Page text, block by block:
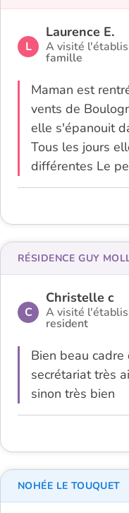
L
Laurence E.
A visité
famille
Maman est
vents de
elle s'épanouit
Tous les jours
différentes Le
C
Christelle c
A visité
resident
Bien beau
secrétariat très
sinon très bien
RÉSIDENCE GUY
NOHÉE LE TOUQUET